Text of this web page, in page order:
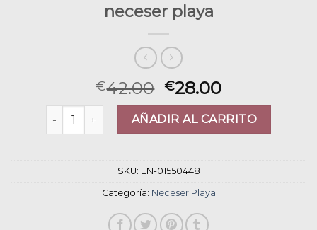
neceser playa
€42.00 €28.00
neceser playa cantidadAÑADIR AL CARRITO
SKU: EN-01550448
Categoría: Neceser Playa